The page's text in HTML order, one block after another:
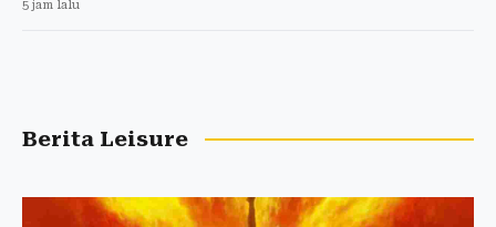
5 jam lalu
Berita Leisure